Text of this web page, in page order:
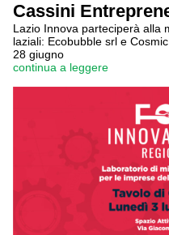
Cassini
Lazio Innova parteciperà alla
laziali: Ecobubble srl e
28 giugno
continua a leggere